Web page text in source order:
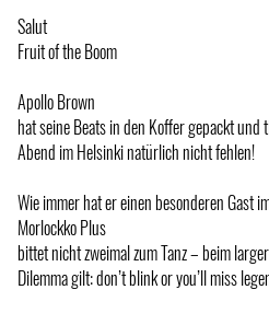
Salut
Fruit of the Boom
Apollo Brown
hat seine Beats in den Koffer gepackt
Abend im Helsinki natürlich nicht fehlen!
Wie immer hat er einen besonderen Gast
Morlockko Plus
bittet nicht zweimal zum Tanz – beim
Dilemma gilt: don’t blink or you’ll miss